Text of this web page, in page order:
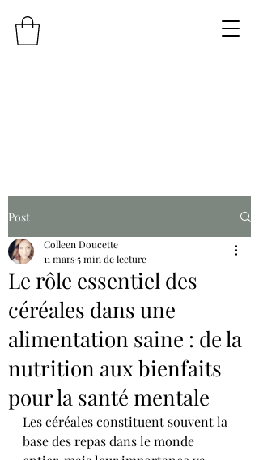
Post
Le rôle essentiel des
céréales dans une
alimentation saine : de la
nutrition aux bienfaits
pour la santé mentale
Colleen Doucette
11 mars5 min de lecture
Les céréales constituent souvent la
base des repas dans le monde